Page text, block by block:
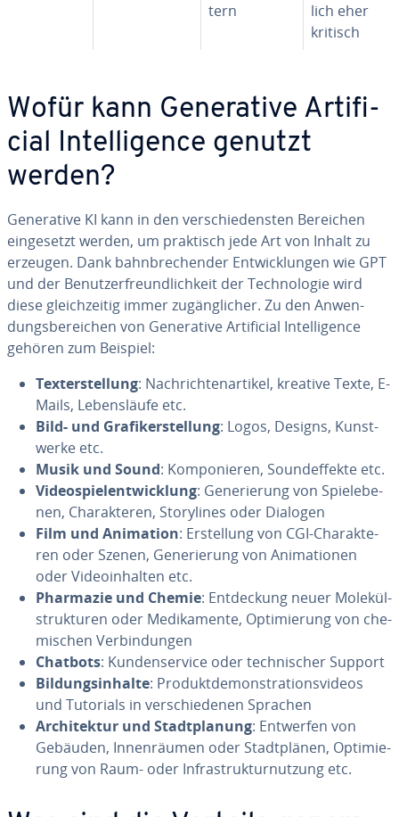
tern
lich eher
kritisch
Wofür kann Ge­ne­ra­ti­ve Ar­ti­fi­
ci­al In­tel­li­gence genutzt
werden?
Ge­ne­ra­ti­ve KI kann in den ver­schie­dens­ten Bereichen
ein­ge­setzt werden, um praktisch jede Art von Inhalt zu
erzeugen. Dank bahn­bre­chen­der Ent­wick­lun­gen wie GPT
und der Be­nut­zer­freund­lich­keit der Tech­no­lo­gie wird
diese gleich­zei­tig immer zu­gäng­li­cher. Zu den An­wen­
dungs­be­rei­chen von Ge­ne­ra­ti­ve Ar­ti­fi­ci­al In­tel­li­gence
gehören zum Beispiel:
Tex­terstel­lung: Nach­rich­ten­ar­ti­kel, kreative Texte, E-
Mails, Le­bens­läu­fe etc.
Bild- und Gra­fik­erstel­lung: Logos, Designs, Kunst­
wer­ke etc.
Musik und Sound: Kom­po­nie­ren, Sound­ef­fek­te etc.
Vi­deo­spiel­ent­wick­lung: Ge­ne­rie­rung von Spiel­ebe­
nen, Cha­rak­te­ren, Sto­ry­li­nes oder Dialogen
Film und Animation: Er­stel­lung von CGI-Cha­rak­te­
ren oder Szenen, Ge­ne­rie­rung von Ani­ma­tio­nen
oder Vi­deo­in­hal­ten etc.
Pharmazie und Chemie: Ent­de­ckung neuer Mo­le­kül­
struk­tu­ren oder Me­di­ka­men­te, Op­ti­mie­rung von che­
mi­schen Ver­bin­dun­gen
Chatbots: Kun­den­ser­vice oder tech­ni­scher Support
Bil­dungs­in­hal­te: Pro­dukt­de­mons­tra­ti­ons­vi­de­os
und Tutorials in ver­schie­de­nen Sprachen
Ar­chi­tek­tur und Stadt­pla­nung: Entwerfen von
Gebäuden, In­nen­räu­men oder Stadt­plä­nen, Op­ti­mie­
rung von Raum- oder In­fra­struk­tur­nut­zung etc.